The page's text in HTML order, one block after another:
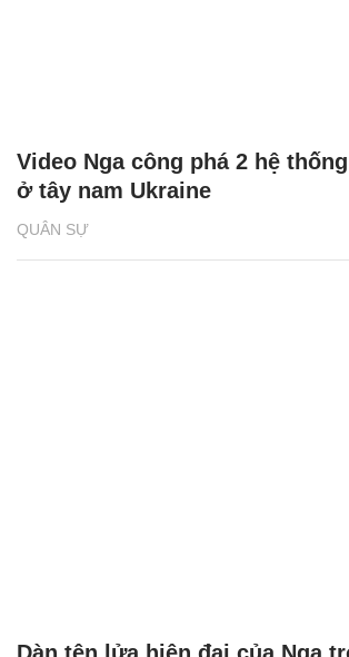
QUÂN SỰ
Video Nga công phá 2 hệ
ở tây nam Ukraine
Dàn tên lửa hiện đại của Nga